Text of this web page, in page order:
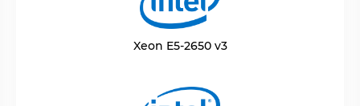
Xeon E5-2650 v3